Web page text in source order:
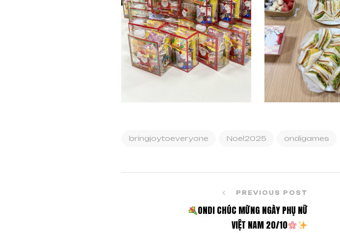
bringjoytoeveryone Noel2025 ondigames
PREVIOUS POST
ONDI CHÚC MỪNG NGÀY PHỤ NỮ
VIỆT NAM 20/10